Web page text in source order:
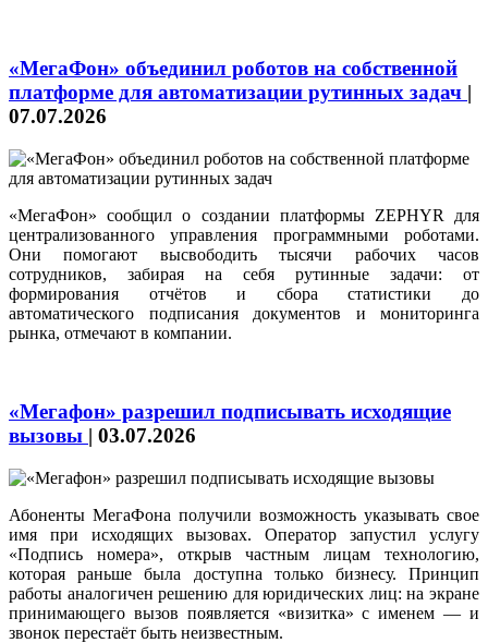
«МегаФон» объединил роботов на собственной
платформе для автоматизации рутинных задач |
07.07.2026
«МегаФон» сообщил о создании платформы ZEPHYR для
централизованного управления программными роботами.
Они помогают высвободить тысячи рабочих часов
сотрудников, забирая на себя рутинные задачи: от
формирования отчётов и сбора статистики до
автоматического подписания документов и мониторинга
рынка, отмечают в компании.
«Мегафон» разрешил подписывать исходящие
вызовы | 03.07.2026
Абоненты МегаФона получили возможность указывать свое
имя при исходящих вызовах. Оператор запустил услугу
«Подпись номера», открыв частным лицам технологию,
которая раньше была доступна только бизнесу. Принцип
работы аналогичен решению для юридических лиц: на экране
принимающего вызов появляется «визитка» с именем — и
звонок перестаёт быть неизвестным.